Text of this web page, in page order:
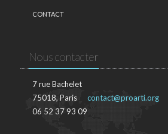
CONTACT
Nous contacter
7 rue Bachelet
75018, Paris
06 52 37 93 09
contact@proarti.org